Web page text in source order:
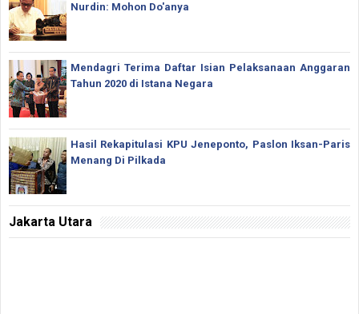
Nurdin: Mohon Do'anya
Mendagri Terima Daftar Isian Pelaksanaan Anggaran
Tahun 2020 di Istana Negara
Hasil Rekapitulasi KPU Jeneponto, Paslon Iksan-Paris
Menang Di Pilkada
Jakarta Utara